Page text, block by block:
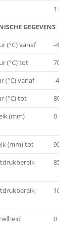
GEGEVENS
(°C) vanaf
-
(°C) tot
(°C) vanaf
-
(°C) tot
(mm)
0
(mm) tot
0